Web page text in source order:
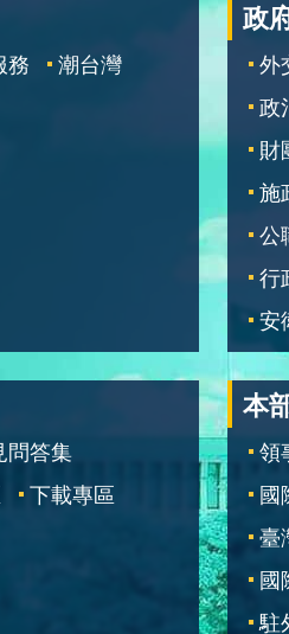
務 潮台灣
政
外
政
財
施
公
行
安
問答集
下載專區
本
領
國
臺
國
駐